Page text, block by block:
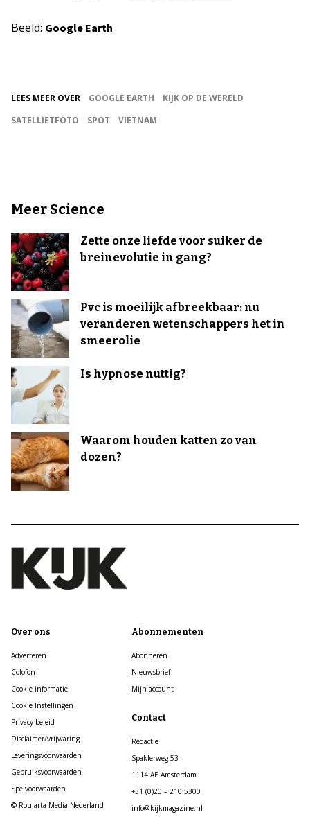
Beeld: Google Earth
LEES MEER OVER GOOGLE EARTH
KIJK OP DE WERELD
SATELLIETFOTO
SPOT VIETNAM
Meer Science
Zette onze liefde voor suiker de
breinevolutie in gang?
Pvc is moeilijk afbreekbaar: nu
veranderen wetenschappers het in
smeerolie
Is hypnose nuttig?
Waarom houden katten zo van
dozen?
Over ons
Adverteren
Colofon
Cookie informatie
Cookie Instellingen
Privacy beleid
Disclaimer/vrijwaring
Leveringsvoorwaarden
Gebruiksvoorwaarden
Spelvoorwaarden
© Roularta Media Nederland
Abonnementen
Abonneren
Nieuwsbrief
Mijn account
Contact
Redactie
Spaklerweg 53
1114 AE Amsterdam
+31 (0)20 – 210 5300
info@kijkmagazine.nl